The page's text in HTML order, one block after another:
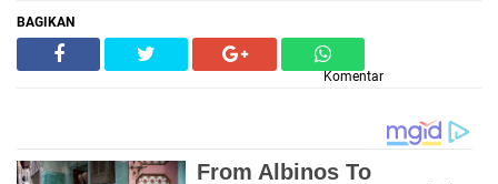
BAGIKAN
Komentar